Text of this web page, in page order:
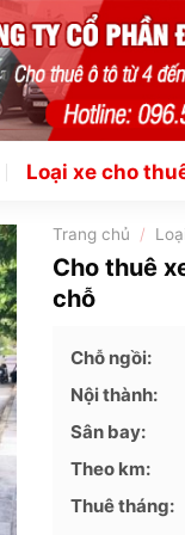
Loại xe cho
Trang chủ /
Cho thuê
chỗ
Chỗ ngồi:
Nội thành:
Sân bay:
Theo km:
Thuê tháng: